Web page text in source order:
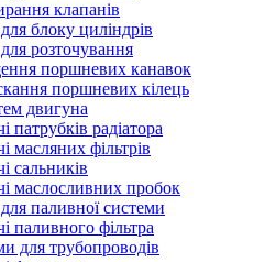
клапанів
блоку циліндрів
розточування
поршневих канавок
поршневих кілець
двигуна
патрубків радіатора
масляних фільтрів
сальників
маслосливних пробок
паливної системи
паливного фільтра
для трубопроводів